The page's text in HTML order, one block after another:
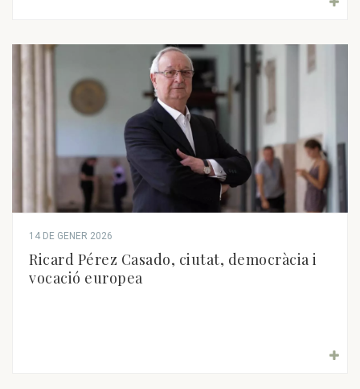
14 DE GENER 2026
Ricard Pérez Casado, ciutat, democràcia i
vocació europea